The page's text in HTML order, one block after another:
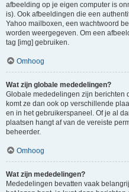
afbeelding op je eigen computer is
is). Ook afbeeldingen die een
Yahoo mailboxen, een wachtwoord
worden weergegeven. Om een
tag [img] gebruiken.
Omhoog
Wat zijn globale mededelingen?
Globale mededelingen zijn berichten
komt ze dan ook op verschillende
en in het gebruikerspaneel. Of je al
plaatsen hangt af van de vereiste
beheerder.
Omhoog
Wat zijn mededelingen?
Mededelingen bevatten vaak